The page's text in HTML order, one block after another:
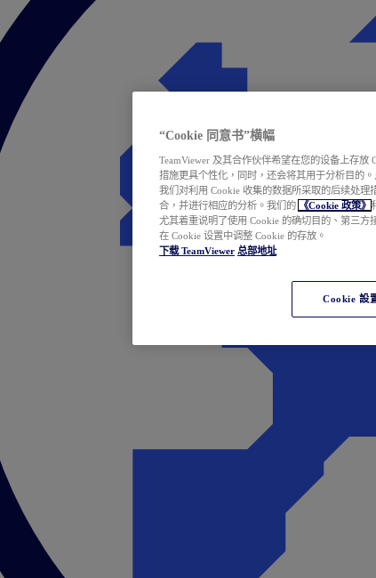
“Cookie 同意书”横幅
TeamViewer 及其合作伙伴希望在您的设备上存
措施更具个性化，同时，还会将其用于分析目的。
我们对利用 Cookie 收集的数据所采取的后续处
合，并进行相应的分析。我们的
《Cookie 政策》
尤其着重说明了使用 Cookie 的确切目的、第三
在 Cookie 设置中调整 Cookie 的存放。
下载 TeamViewer 总部地址
Cookie 設